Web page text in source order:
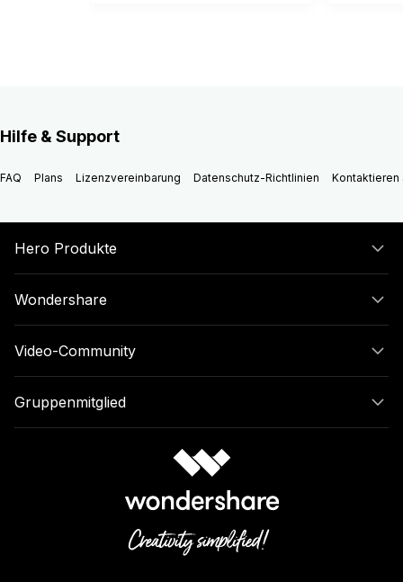
Hilfe & Support
FAQ Plans Lizenzvereinbarung Datenschutz-Richtlinien Kontaktieren
Hero Produkte
Wondershare
Video-Community
Gruppenmitglied